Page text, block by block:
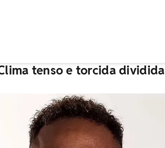
tenso e torcida dividida